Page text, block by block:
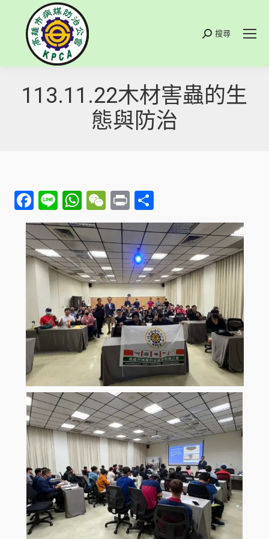
搜 搜尋
113.11.22木材害蟲的生
態與防治
Facebook
LineWhatsApp
WeChat
Print
享